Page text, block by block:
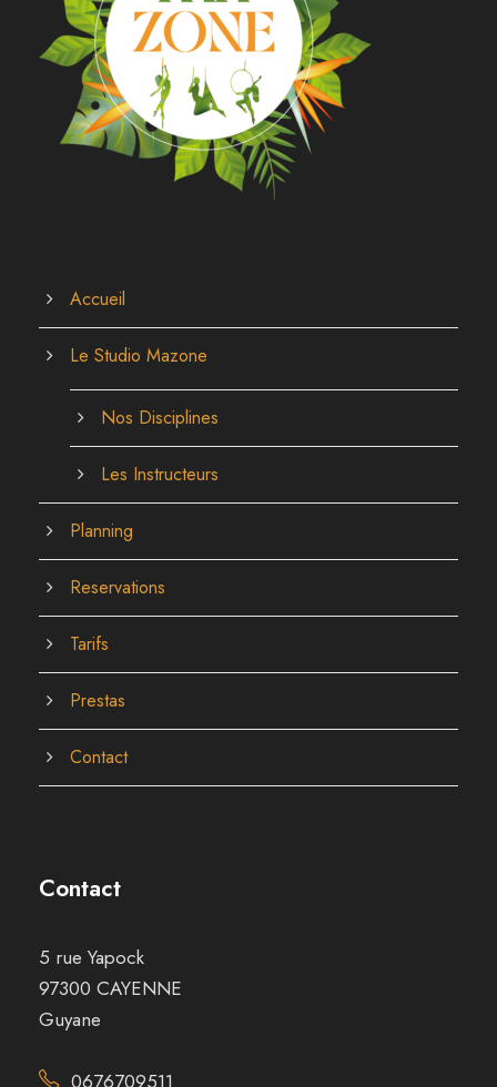
Accueil
Le Studio Mazone
Nos Disciplines
Les Instructeurs
Planning
Reservations
Tarifs
Prestas
Contact
Contact
5 rue Yapock
97300 CAYENNE
Guyane
0676709511